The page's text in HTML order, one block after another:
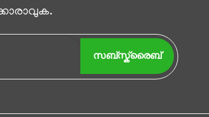
സബ്സ്ക്രൈബ്